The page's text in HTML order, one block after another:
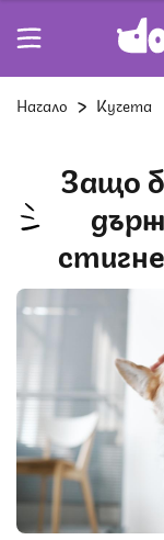
Начало Кучета
Защо болното ми куче се